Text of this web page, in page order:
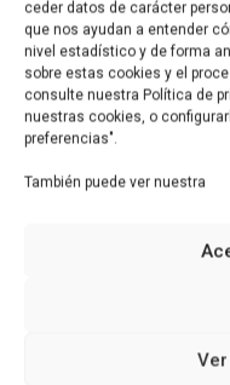
ceder datos de carácter
que nos ayudan a entender
nivel estadístico y de forma
sobre estas cookies y el
consulte nuestra Política de
nuestras cookies, o
preferencias".
También puede ver nuestra